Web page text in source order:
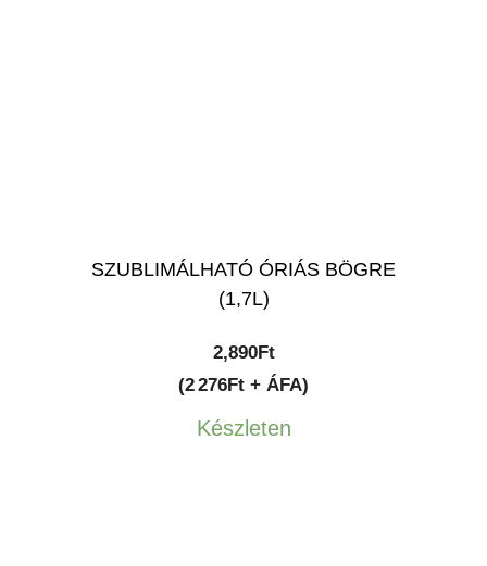
SZUBLIMÁLHATÓ ÓRIÁS BÖGRE
(1,7L)
2,890Ft
(2 276Ft + ÁFA)
Készleten